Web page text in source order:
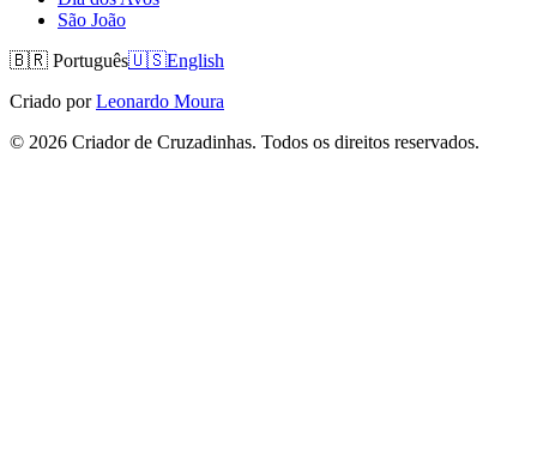
São João
🇧🇷 Português🇺🇸English
Criado por Leonardo Moura
© 2026 Criador de Cruzadinhas. Todos os direitos reservados.